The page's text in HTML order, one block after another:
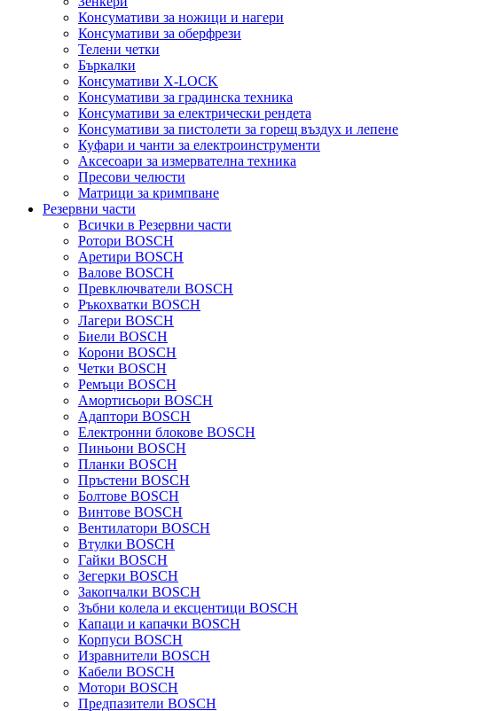
Консумативи за ножици и нагери
Консумативи за оберфрези
Телени четки
Бъркалки
Консумативи X-LOCK
Консумативи за градинска техника
Консумативи за електрически рендета
Консумативи за пистолети за горещ въздух и лепене
Куфари и чанти за електроинструменти
Аксесоари за измервателна техника
Пресови челюсти
Матрици за кримпване
Резервни части
Всички в Резервни части
Ротори BOSCH
Аретири BOSCH
Валове BOSCH
Превключватели BOSCH
Ръкохватки BOSCH
Лагери BOSCH
Биели BOSCH
Корони BOSCH
Четки BOSCH
Ремъци BOSCH
Амортисьори BOSCH
Адаптори BOSCH
Електронни блокове BOSCH
Пиньони BOSCH
Планки BOSCH
Пръстени BOSCH
Болтове BOSCH
Винтове BOSCH
Вентилатори BOSCH
Втулки BOSCH
Гайки BOSCH
Зегерки BOSCH
Закопчалки BOSCH
Зъбни колела и ексцентици BOSCH
Капаци и капачки BOSCH
Корпуси BOSCH
Изравнители BOSCH
Кабели BOSCH
Мотори BOSCH
Предпазители BOSCH